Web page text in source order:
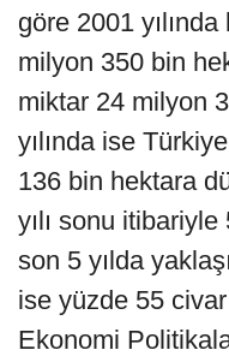
göre 2001 yılında
milyon 350 bin
miktar 24 milyon
yılında ise
136 bin hektara
yılı sonu
son 5 yılda
ise yüzde 55
Ekonomi